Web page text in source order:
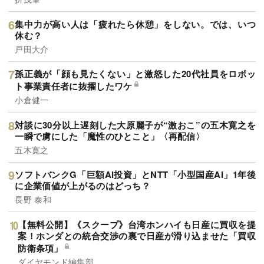
集中力が高い人は「疲れたら休憩」をしない。では、いつ
休む？
戸田大介
孫正義が「顔も見たくない」と激怒した20代社員をロボッ
ト事業責任者に抜擢したワケ
小倉健一
対談に30分以上遅刻した大原麗子が“激おこ”の五木寛之を
一瞬で虜にした「魔性のひとこと」〈再配信〉
五木寛之
ソフトバンクG「巨額AI投資」とNTT「小型国産AI」1年後
に企業価値が上がるのはどっち？
長野 泰和
【無料公開】《スクープ》台湾ホンハイも日産に買収を提
案！ホンダとの統合交渉の裏で日産が滑り込ませた「買収
防衛条項」
ダイヤモンド編集部